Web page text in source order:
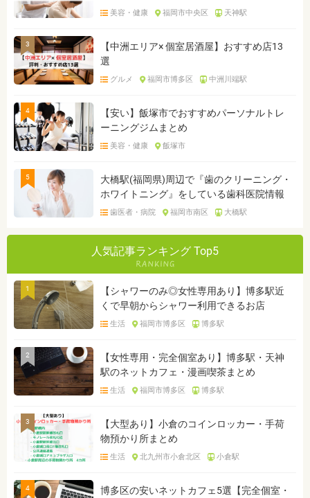
美容・健康 福岡市中央区 天神駅
3
【中洲エリア× 個室居酒屋】おすすめ店13
選
グルメ 福岡市博多区 中洲川端駅
4
【安い】飯塚市でおすすめパーソナルトレ
ーニングジムまとめ
美容・健康 飯塚市
5
大橋駅(福岡県)周辺で『歯のクリーニング・
ホワイトニング』をしている歯科医院情報
歯医者・病院 福岡市南区 大橋駅
人気記事ランキング Top5
1
【シャワーのみ◎女性専用あり】博多駅近
くで早朝からシャワー利用できるお店
生活 福岡市博多区 博多駅
2
【女性専用・完全個室あり】博多駅・天神
駅のネットカフェ・漫画喫茶まとめ
生活 福岡市博多区 博多駅
3
【大型あり】小倉のコインロッカー・手荷
物預かり所まとめ
生活 北九州市小倉北区 小倉駅
4
博多区の安いネットカフェ5選【完全個室・